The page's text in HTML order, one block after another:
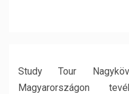
Study Tour
Magyarországon